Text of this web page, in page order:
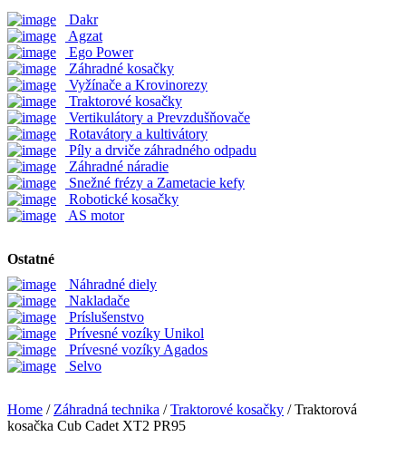
Dakr
Agzat
Ego Power
Záhradné kosačky
Vyžínače a Krovinorezy
Traktorové kosačky
Vertikulátory a Prevzdušňovače
Rotavátory a kultivátory
Píly a drviče záhradného odpadu
Záhradné náradie
Snežné frézy a Zametacie kefy
Robotické kosačky
AS motor
Ostatné
Náhradné diely
Nakladače
Príslušenstvo
Prívesné vozíky Unikol
Prívesné vozíky Agados
Selvo
Home /Záhradná technika /Traktorové kosačky / Traktorová
kosačka Cub Cadet XT2 PR95